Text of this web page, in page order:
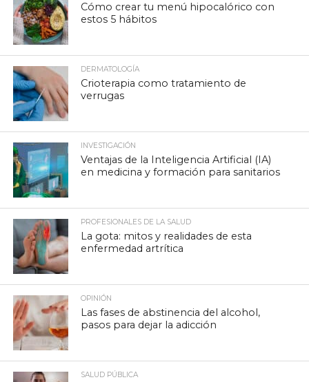
Cómo crear tu menú hipocalórico con
estos 5 hábitos
DERMATOLOGÍA
Crioterapia como tratamiento de
verrugas
INVESTIGACIÓN
Ventajas de la Inteligencia Artificial (IA)
en medicina y formación para sanitarios
PROFESIONALES DE LA SALUD
La gota: mitos y realidades de esta
enfermedad artrítica
OPINIÓN
Las fases de abstinencia del alcohol,
pasos para dejar la adicción
SALUD PÚBLICA